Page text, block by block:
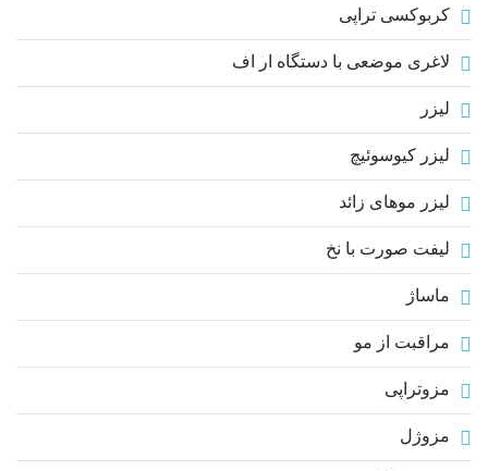
کربوکسی تراپی
لاغری موضعی با دستگاه ار اف
لیزر
لیزر کیوسوئیچ
لیزر موهای زائد
لیفت صورت با نخ
ماساژ
مراقبت از مو
مزوتراپی
مزوژل